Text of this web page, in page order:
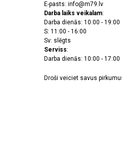
E-pasts: info@m79.lv
Darba laiks veikalam:
Darba dienās: 10:00 - 19:00
S: 11:00 - 16:00
Sv: slēgts
Serviss:
Darba dienās: 10:00 - 17:00
Droši veiciet savus